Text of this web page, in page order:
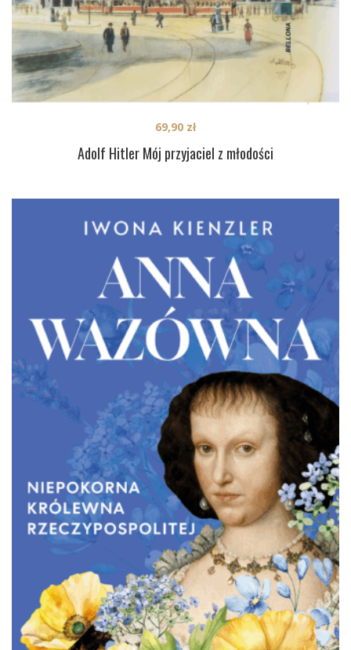
Adolf Hitler Mój przyjaciel z młodości
69,90 zł